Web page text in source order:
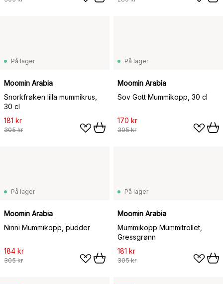
På lager
Moomin Arabia
Snorkfrøken lilla mummikrus,
30 cl
181 kr
305 kr
På lager
Moomin Arabia
Sov Gott Mummikopp, 30 cl
170 kr
305 kr
På lager
Moomin Arabia
Ninni Mummikopp, pudder
184 kr
305 kr
På lager
Moomin Arabia
Mummikopp Mummitrollet,
Gressgrønn
181 kr
305 kr